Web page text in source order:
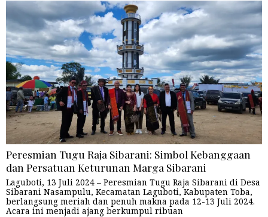
Peresmian Tugu Raja Sibarani: Simbol Kebanggaan
dan Persatuan Keturunan Marga Sibarani
Laguboti, 13 Juli 2024 – Peresmian Tugu Raja Sibarani di Desa
Sibarani Nasampulu, Kecamatan Laguboti, Kabupaten Toba,
berlangsung meriah dan penuh makna pada 12-13 Juli 2024.
Acara ini menjadi ajang berkumpul ribuan